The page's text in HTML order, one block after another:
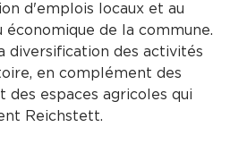
d'emplois locaux et au
de la commune.
diversification des activités
en complément des
des espaces agricoles qui
Reichstett.